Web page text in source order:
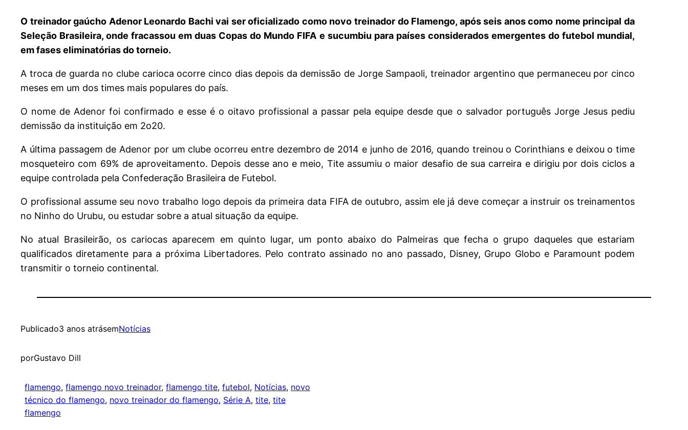
O treinador gaúcho Adenor Leonardo Bachi vai ser oficializado como novo treinador do Flamengo, após seis anos como nome principal da
Seleção Brasileira, onde fracassou em duas Copas do Mundo FIFA e sucumbiu para países considerados emergentes do futebol mundial,
em fases eliminatórias do torneio.
A troca de guarda no clube carioca ocorre cinco dias depois da demissão de Jorge Sampaoli, treinador argentino que permaneceu por cinco
meses em um dos times mais populares do país.
O nome de Adenor foi confirmado e esse é o oitavo profissional a passar pela equipe desde que o salvador português Jorge Jesus pediu
demissão da instituição em 2o20.
A última passagem de Adenor por um clube ocorreu entre dezembro de 2014 e junho de 2016, quando treinou o Corinthians e deixou o time
mosqueteiro com 69% de aproveitamento. Depois desse ano e meio, Tite assumiu o maior desafio de sua carreira e dirigiu por dois ciclos a
equipe controlada pela Confederação Brasileira de Futebol.
O profissional assume seu novo trabalho logo depois da primeira data FIFA de outubro, assim ele já deve começar a instruir os treinamentos
no Ninho do Urubu, ou estudar sobre a atual situação da equipe.
No atual Brasileirão, os cariocas aparecem em quinto lugar, um ponto abaixo do Palmeiras que fecha o grupo daqueles que estariam
qualificados diretamente para a próxima Libertadores. Pelo contrato assinado no ano passado, Disney, Grupo Globo e Paramount podem
transmitir o torneio continental.
Publicado3 anos atrásemNotícias
porGustavo Dill
flamengo, flamengo novo treinador, flamengo tite, futebol, Notícias, novo
técnico do flamengo, novo treinador do flamengo, Série A, tite, tite
flamengo